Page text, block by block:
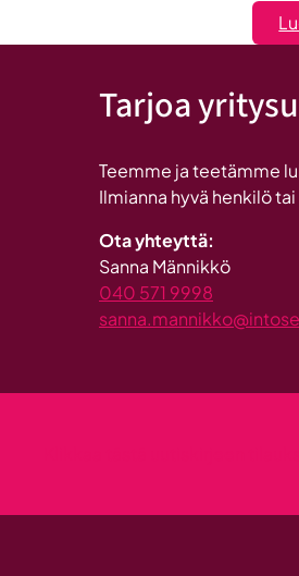
Tarjoa
Teemme ja teetämme
Ilmianna hyvä henkilö
Ota yhteyttä:
Sanna Männikkö
040 571 9998